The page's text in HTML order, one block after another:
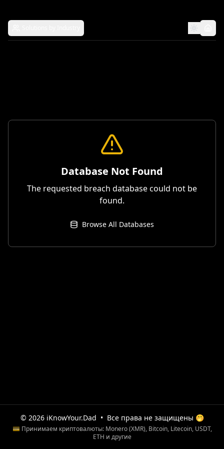
Database Not Found
The requested breach database could not be
found.
Browse All Databases
© 2026 iKnowYour.Dad • Все права не защищены 🤭
💳 Принимаем криптовалюты: Monero (XMR), Bitcoin, Litecoin, USDT,
ETH и другие